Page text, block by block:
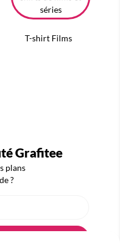
T-shirt Films
Grafitee
plans
?